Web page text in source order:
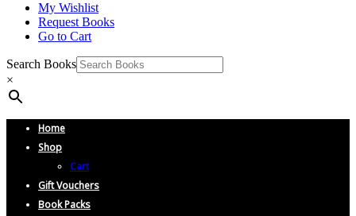
My Wishlist
Request Books
Go to Cart
Search Books
×
Home
Shop
Cart
Gift Vouchers
Book Packs